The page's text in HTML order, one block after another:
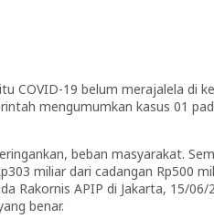
COVID-19 belum merajalela di
mengumumkan kasus 01
beban masyarakat.
miliar dari cadangan Rp500
Rakornis APIP di Jakarta, 15/06/
benar.